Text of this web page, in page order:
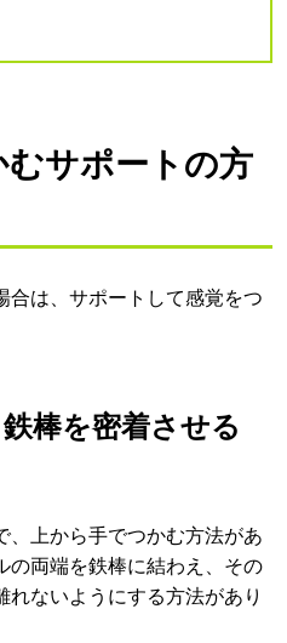
むサポートの方
合は、サポートして感覚をつ
棒を密着させる
、上から手でつかむ方法があ
の両端を鉄棒に結わえ、その
ないようにする方法があり